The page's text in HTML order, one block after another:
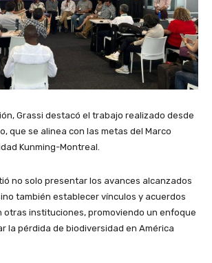
Grassi destacó el trabajo realizado desde
que se alinea con las metas del Marco
Kunming-Montreal.
no solo presentar los avances alcanzados
también establecer vínculos y acuerdos
otras instituciones, promoviendo un enfoque
la pérdida de biodiversidad en América